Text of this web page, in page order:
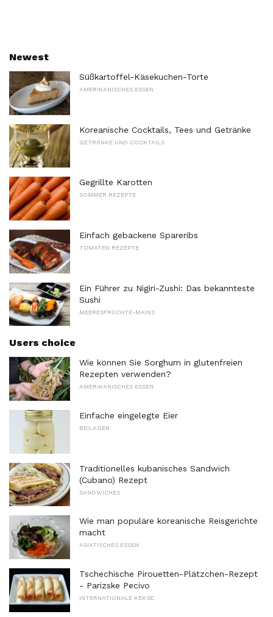
Newest
Süßkartoffel-Käsekuchen-Torte
AMERIKANISCHES ESSEN
Koreanische Cocktails, Tees und Getränke
GETRÄNKE UND COCKTAILS
Gegrillte Karotten
SOMMER REZEPTE
Einfach gebackene Spareribs
TOMATEN REZEPTE
Ein Führer zu Nigiri-Zushi: Das bekannteste
Sushi
MEERESFRÜCHTE-MAINS
Users choice
Wie können Sie Sorghum in glutenfreien
Rezepten verwenden?
AMERIKANISCHES ESSEN
Einfache eingelegte Eier
BEILAGEN
Traditionelles kubanisches Sandwich
(Cubano) Rezept
SANDWICHES
Wie man populäre koreanische Reisgerichte
macht
ASIATISCHES ESSEN
Tschechische Pirouetten-Plätzchen-Rezept
- Parizske Pecivo
INTERNATIONALE KEKSE